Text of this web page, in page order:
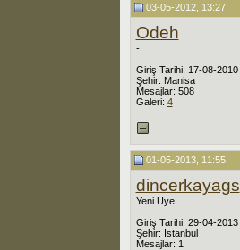
03-05-2012, 13:27
Odeh
-
Giriş Tarihi: 17-08-2010
Şehir: Manisa
Mesajlar: 508
Galeri: 4
01-05-2013, 11:55
dincerkayags
Yeni Üye
Giriş Tarihi: 29-04-2013
Şehir: Istanbul
Mesajlar: 1